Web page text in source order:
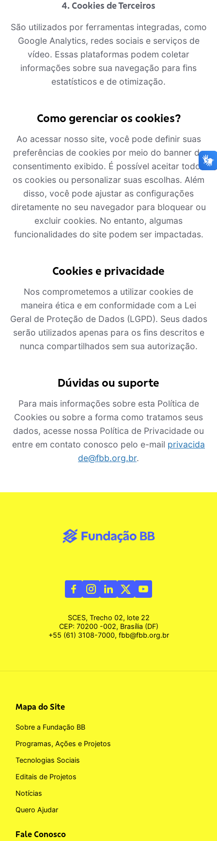
4. Cookies de Terceiros
São utilizados por ferramentas integradas, como
Google Analytics, redes sociais e serviços de
vídeo. Essas plataformas podem coletar
informações sobre sua navegação para fins
estatísticos e de otimização.
Como gerenciar os cookies?
Ao acessar nosso site, você pode definir suas
preferências de cookies por meio do banner de
consentimento exibido. É possível aceitar todos
os cookies ou personalizar suas escolhas. Além
disso, você pode ajustar as configurações
diretamente no seu navegador para bloquear ou
excluir cookies. No entanto, algumas
funcionalidades do site podem ser impactadas.
Cookies e privacidade
Nos comprometemos a utilizar cookies de
maneira ética e em conformidade com a Lei
Geral de Proteção de Dados (LGPD). Seus dados
serão utilizados apenas para os fins descritos e
nunca compartilhados sem sua autorização.
Dúvidas ou suporte
Para mais informações sobre esta Política de
Cookies ou sobre a forma como tratamos seus
dados, acesse nossa Política de Privacidade ou
entre em contato conosco pelo e-mail privacida
de@fbb.org.br.
SCES, Trecho 02, lote 22
CEP: 70200 -002, Brasília (DF)
+55 (61) 3108-7000, fbb@fbb.org.br
Mapa do Site
Sobre a Fundação BB
Programas, Ações e Projetos
Tecnologias Sociais
Editais de Projetos
Notícias
Quero Ajudar
Fale Conosco